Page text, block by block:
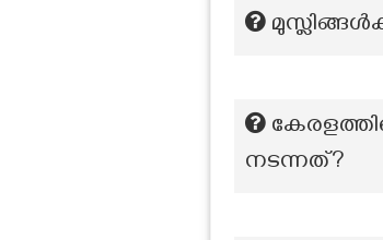
നടന്നത്?